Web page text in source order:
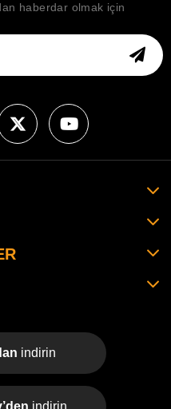
haberdar olmak için
indirin
indirin